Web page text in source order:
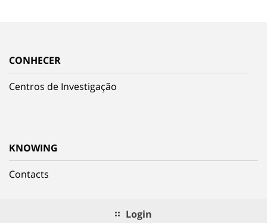
CONHECER
Centros de Investigação
KNOWING
Contacts
Login